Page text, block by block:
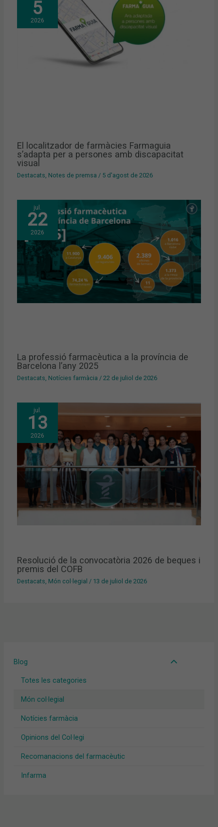
Blog
Totes les categories
Món col·legial
Notícies farmàcia
Opinions del Col·legi
Recomanacions del farmacèutic
Infarma
5
2026
El localitzador de farmàcies Farmaguia
s’adapta per a persones amb discapacitat
visual
Destacats Notes de premsa / 5 d'agost de 2026
jul.
22
2026
La professió farmacèutica a la província de
Barcelona l’any 2025
Destacats, Notícies farmàcia /22 de juliol de 2026
jul.
13
2026
Resolució de la convocatòria 2026 de beques i
premis del COFB
Destacats, Món col·legial / 13 de juliol de 2026